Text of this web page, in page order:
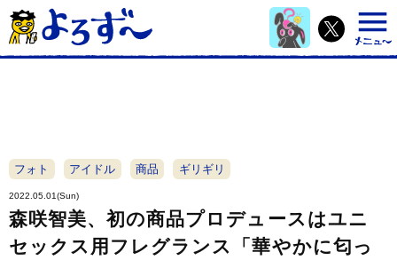
フォト アイドル 商品 ギリギリ
2022.05.01(Sun)
森咲智美、初の商品プロデュースはユニ
セックス用フレグランス「華やかに匂っ